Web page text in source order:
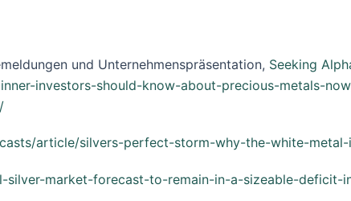
und Unternehmenspräsentation, Seeking
investors-should-know-about-precious-metals-
article/silvers-perfect-storm-why-the-white-
silver-market-forecast-to-remain-in-a-sizeable-deficit-